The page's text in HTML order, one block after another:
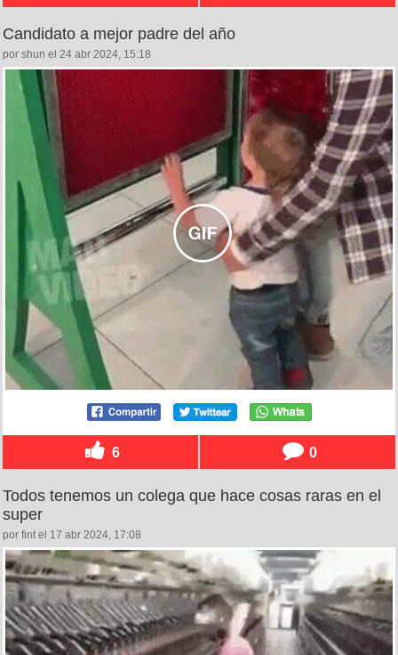
Candidato a mejor padre del año
por shun el 24 abr 2024, 15:18
6 0
Todos tenemos un colega que hace cosas raras en el
super
por fint el 17 abr 2024, 17:08